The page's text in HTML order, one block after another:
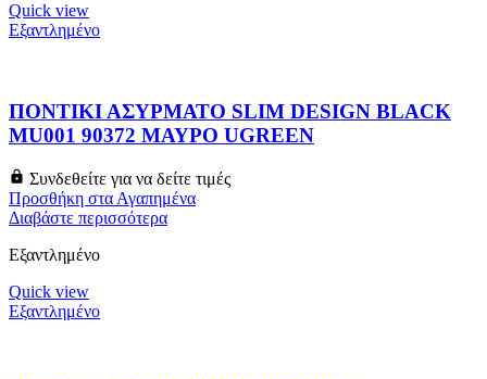
Quick view
Εξαντλημένο
ΠΟΝΤΙΚΙ ΑΣΥΡΜΑΤΟ SLIM DESIGN BLACK
MU001 90372 ΜΑΥΡΟ UGREEN
Συνδεθείτε για να δείτε τιμές
Προσθήκη στα Αγαπημένα
Διαβάστε περισσότερα
Εξαντλημένο
Quick view
Εξαντλημένο